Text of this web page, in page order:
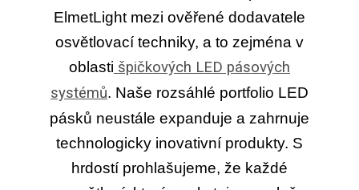
ElmetLight mezi ověřené dodavatele
osvětlovací techniky, a to zejména v
oblasti špičkových LED pásových
systémů. Naše rozsáhlé portfolio LED
pásků neustále expanduje a zahrnuje
technologicky inovativní produkty. S
hrdostí prohlašujeme, že každé